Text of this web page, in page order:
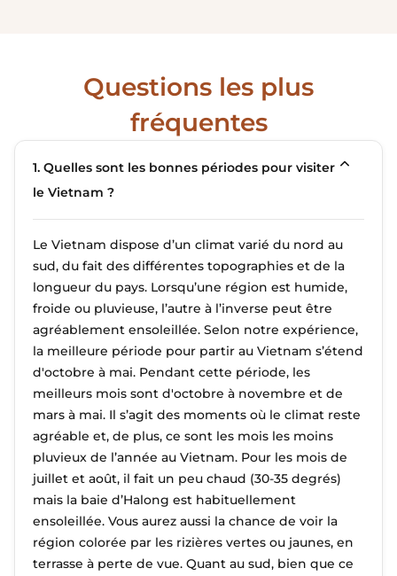
Questions les plus
fréquentes
1. Quelles sont les bonnes périodes pour visiter
le Vietnam ?
Le Vietnam dispose d’un climat varié du nord au
sud, du fait des différentes topographies et de la
longueur du pays. Lorsqu’une région est humide,
froide ou pluvieuse, l’autre à l’inverse peut être
agréablement ensoleillée. Selon notre expérience,
la meilleure période pour partir au Vietnam s’étend
d'octobre à mai. Pendant cette période, les
meilleurs mois sont d'octobre à novembre et de
mars à mai. Il s’agit des moments où le climat reste
agréable et, de plus, ce sont les mois les moins
pluvieux de l’année au Vietnam. Pour les mois de
juillet et août, il fait un peu chaud (30-35 degrés)
mais la baie d’Halong est habituellement
ensoleillée. Vous aurez aussi la chance de voir la
région colorée par les rizières vertes ou jaunes, en
terrasse à perte de vue. Quant au sud, bien que ce